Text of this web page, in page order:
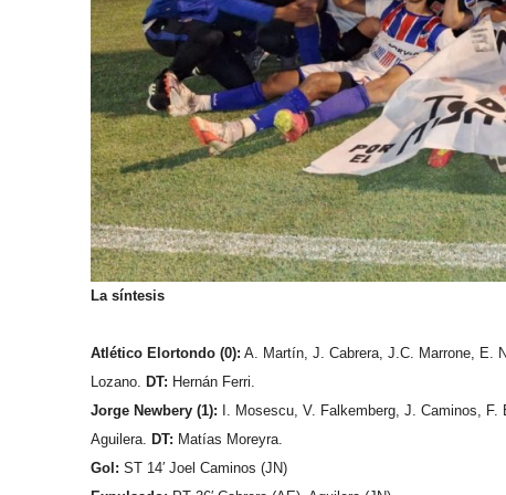
La síntesis
Atlético Elortondo (0): A. Martín, J. Cabrera, J.C. Marrone, E.
Lozano. DT: Hernán Ferri.
Jorge Newbery (1): I. Mosescu, V. Falkemberg, J. Caminos,
Aguilera. DT: Matías Moreyra.
Gol: ST 14′ Joel Caminos (JN)